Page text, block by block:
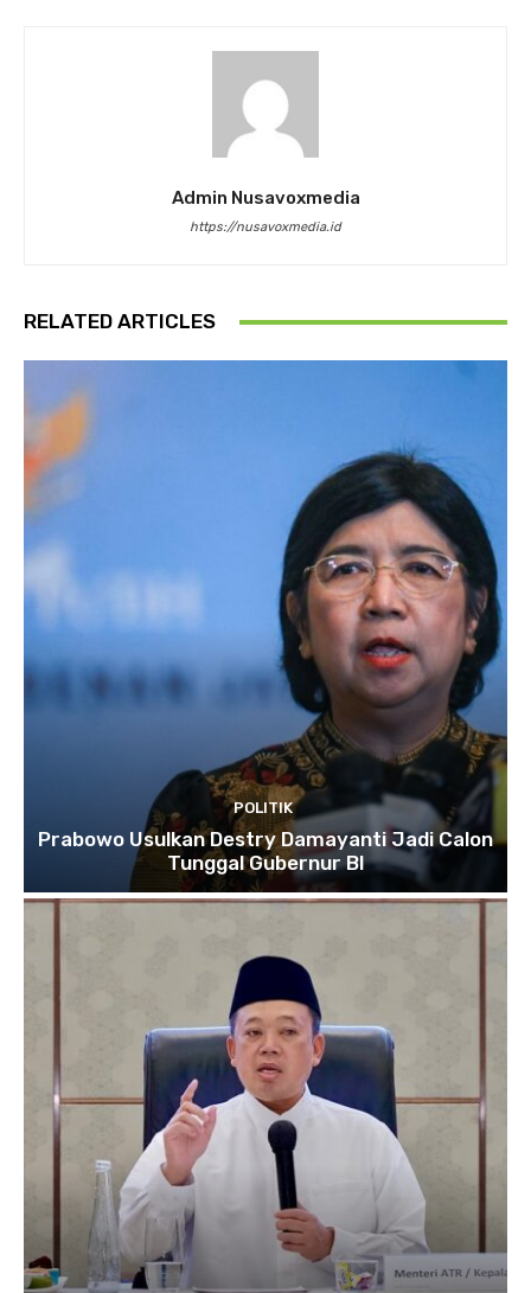
Admin Nusavoxmedia
https://nusavoxmedia.id
RELATED ARTICLES
POLITIK
Prabowo Usulkan Destry Damayanti Jadi Calon
Tunggal Gubernur BI